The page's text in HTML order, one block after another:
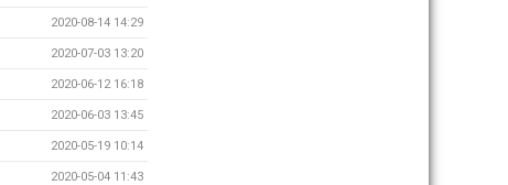
2020-08-14 14:29
2020-07-03 13:20
2020-06-12 16:18
2020-06-03 13:45
2020-05-19 10:14
2020-05-04 11:43